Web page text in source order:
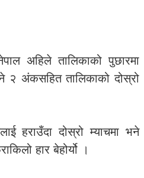
अहिले तालिकाको पुछारमा
अंकसहित तालिकाको दोस्रो
हराउँदा दोस्रो म्याचमा भने
हार बेहोर्यो ।